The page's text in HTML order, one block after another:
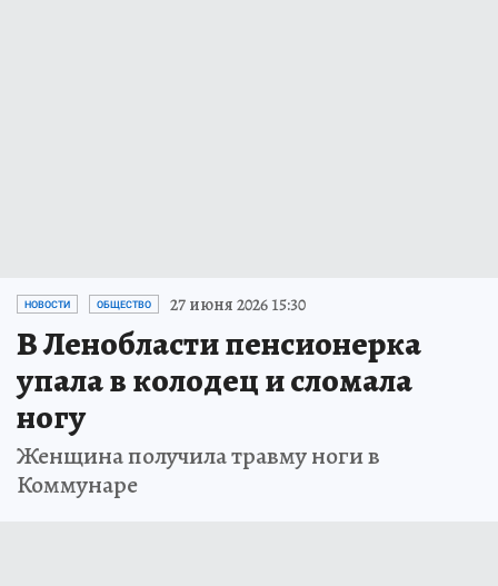
НОВОСТИ ОБЩЕСТВО 27 июня 2026 15:30
В Ленобласти пенсионерка
упала в колодец и сломала
ногу
Женщина получила травму ноги в
Коммунаре